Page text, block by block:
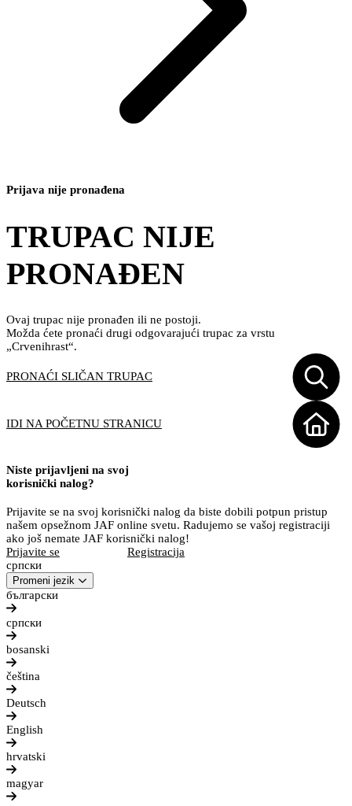
Prijava nije pronađena
TRUPAC NIJE
PRONAĐEN
Ovaj trupac nije pronađen ili ne postoji.
Možda ćete pronaći drugi odgovarajući trupac za vrstu
„Crvenihrast“.
PRONAĆI SLIČAN TRUPAC
IDI NA POČETNU STRANICU
Niste prijavljeni na svoj
korisnički nalog?
Prijavite se na svoj korisnički nalog da biste dobili potpun pristup
našem opsežnom JAF online svetu. Radujemo se vašoj registraciji
ako još nemate JAF korisnički nalog!
Prijavite se
Registracija
српски
Promeni jezik
български
српски
bosanski
čeština
Deutsch
English
hrvatski
magyar